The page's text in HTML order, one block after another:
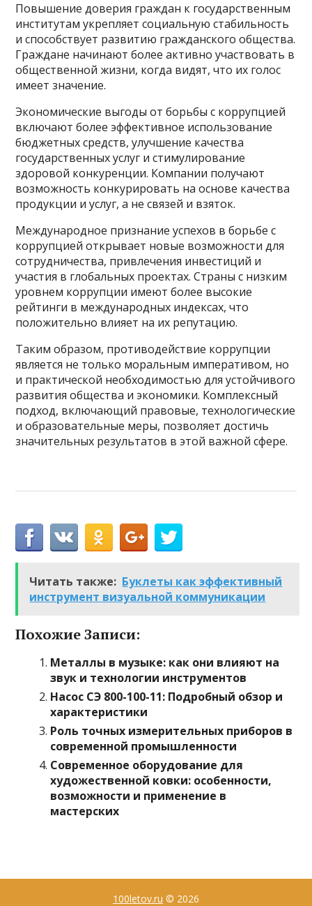
Повышение доверия граждан к государственным
институтам укрепляет социальную стабильность
и способствует развитию гражданского общества.
Граждане начинают более активно участвовать в
общественной жизни, когда видят, что их голос
имеет значение.
Экономические выгоды от борьбы с коррупцией
включают более эффективное использование
бюджетных средств, улучшение качества
государственных услуг и стимулирование
здоровой конкуренции. Компании получают
возможность конкурировать на основе качества
продукции и услуг, а не связей и взяток.
Международное признание успехов в борьбе с
коррупцией открывает новые возможности для
сотрудничества, привлечения инвестиций и
участия в глобальных проектах. Страны с низким
уровнем коррупции имеют более высокие
рейтинги в международных индексах, что
положительно влияет на их репутацию.
Таким образом, противодействие коррупции
является не только моральным императивом, но
и практической необходимостью для устойчивого
развития общества и экономики. Комплексный
подход, включающий правовые, технологические
и образовательные меры, позволяет достичь
значительных результатов в этой важной сфере.
Читать также: Буклеты как эффективный
инструмент визуальной коммуникации
Похожие Записи:
Металлы в музыке: как они влияют на
звук и технологии инструментов
Насос СЭ 800-100-11: Подробный обзор и
характеристики
Роль точных измерительных приборов в
современной промышленности
Современное оборудование для
художественной ковки: особенности,
возможности и применение в
мастерских
100letov.ru © 2026